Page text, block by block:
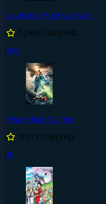
Luyện Khí Mười Vạn Năm
1 (366/380) FHD
#10
Phàm Nhân Tu Tiên
0 (177/176) FHD
#1